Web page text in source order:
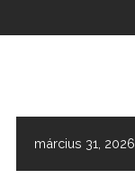
március 31, 2026